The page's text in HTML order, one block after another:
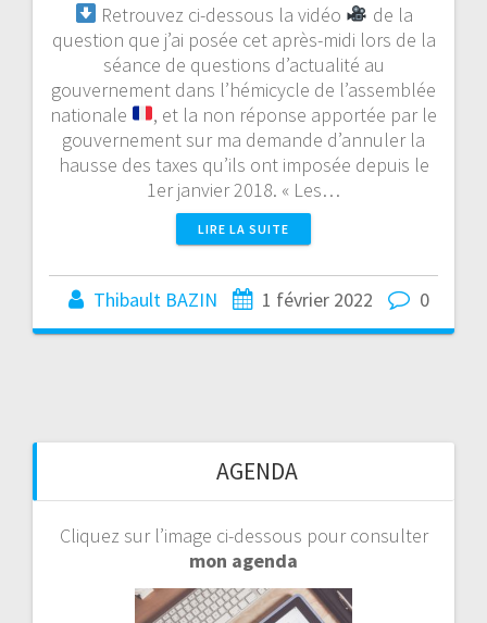
Retrouvez ci-dessous la vidéo
de la
question que j’ai posée cet après-midi lors de la
séance de questions d’actualité au
gouvernement dans l’hémicycle de l’assemblée
nationale
, et la non réponse apportée par le
gouvernement sur ma demande d’annuler la
hausse des taxes qu’ils ont imposée depuis le
1er janvier 2018. « Les…
LIRE LA SUITE
Thibault BAZIN 1 février 2022 0
AGENDA
Cliquez sur l’image ci-dessous pour consulter
mon agenda